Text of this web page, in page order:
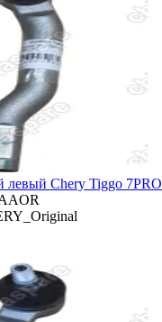
левый Chery Tiggo 7PRO